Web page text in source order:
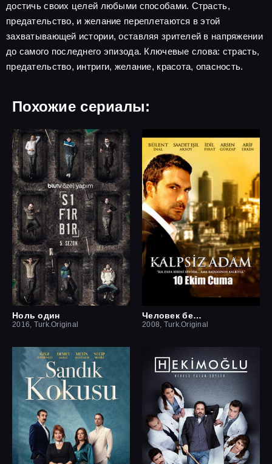
достичь своих целей любыми способами. Страсть,
предательство, и желание переплетаются в этой
захватывающей истории, оставляя зрителей в напряжении
до самого последнего эпизода. Ключевые слова: страсть,
предательство, интриги, желание, красота, опасность.
Похожие сериалы:
Ноль один
2016, Turk.Original
Человек без сердца
2008, Turk.Original